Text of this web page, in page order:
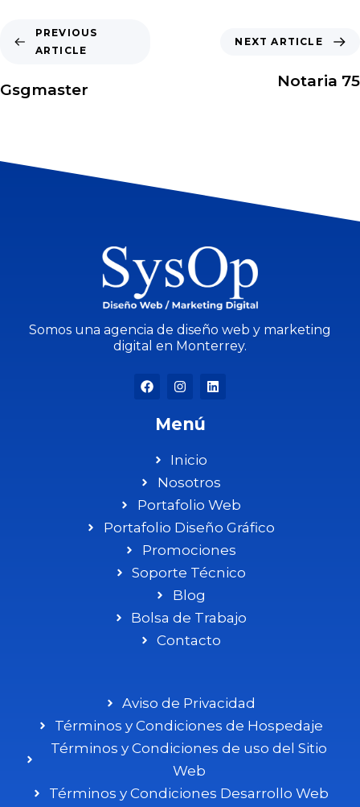
PREVIOUS
ARTICLE
Gsgmaster
NEXT ARTICLE
Notaria 75
Somos una agencia de diseño web y marketing
digital en Monterrey.
Menú
Inicio
Nosotros
Portafolio Web
Portafolio Diseño Gráfico
Promociones
Soporte Técnico
Blog
Bolsa de Trabajo
Contacto
Aviso de Privacidad
Términos y Condiciones de Hospedaje
Términos y Condiciones de uso del Sitio
Web
Términos y Condiciones Desarrollo Web